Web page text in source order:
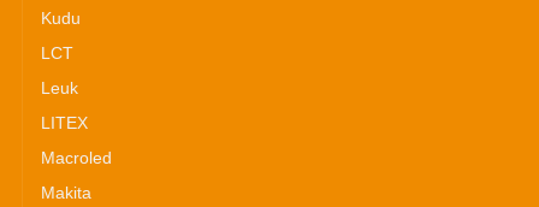
Kudu
LCT
Leuk
LITEX
Macroled
Makita